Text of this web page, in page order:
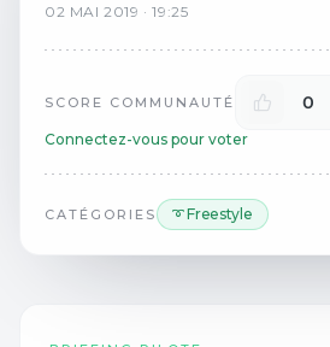
02 MAI 2019 ·19:25
SCORE COMMUNAUTÉ 0
Connectez-vous pour voter
CATÉGORIES ➰ Freestyle